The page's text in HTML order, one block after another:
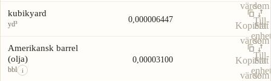
värdesom
Till-
enhet
kubikyard
yd³ 0,000006447
Kopiera
värde
Sätt
som
Till-
enhet
Amerikansk barrel
(olja)
bbl i
0,00003100
Kopiera
värde
Sätt
som